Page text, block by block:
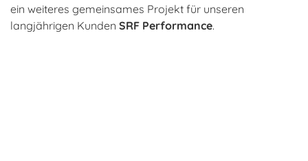
ein weiteres gemeinsames Projekt für unseren
langjährigen Kunden SRF Performance.